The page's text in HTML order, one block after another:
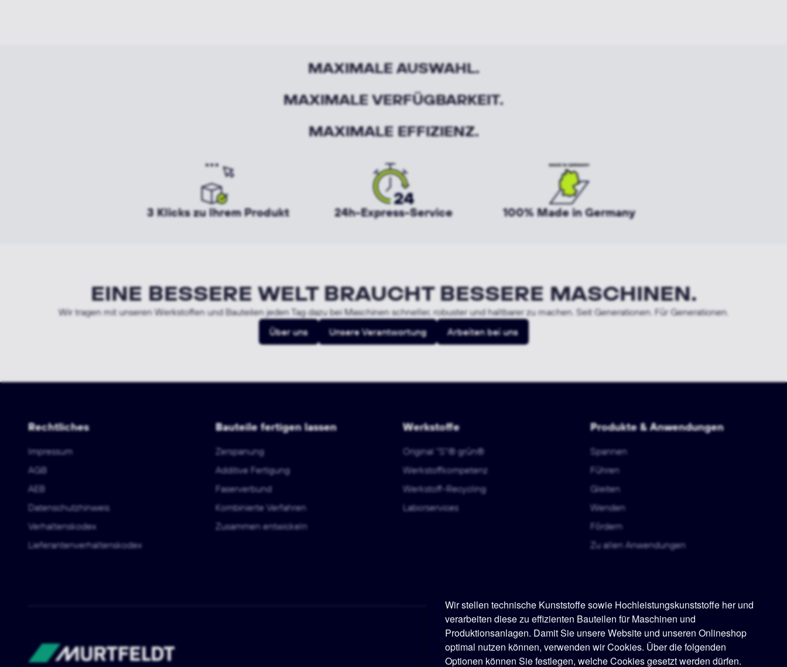
Wir stellen technische Kunststoffe sowie Hochleistungskunststoffe her und
verarbeiten diese zu effizienten Bauteilen für Maschinen und
Produktionsanlagen. Damit Sie unsere Website und unseren Onlineshop
optimal nutzen können, verwenden wir Cookies. Über die folgenden
Optionen können Sie festlegen, welche Cookies gesetzt werden dürfen.
MAXIMALE AUSWAHL.
MAXIMALE VERFÜGBARKEIT.
MAXIMALE EFFIZIENZ.
3 Klicks zu Ihrem Produkt 24h-Express-Service 100% Made in Germany
EINE BESSERE WELT BRAUCHT BESSERE MASCHINEN.
Wir tragen mit unseren Werkstoffen und Bauteilen jeden Tag dazu bei Maschinen schneller, robuster und haltbarer zu machen. Seit Generationen. Für Generationen.
Über uns
Unsere Verantwortung Arbeiten bei uns
Rechtliches
Impressum
AGB
AEB
Datenschutzhinweis
Verhaltenskodex
Lieferantenverhaltenskodex
Bauteile fertigen lassen
Zerspanung
Additive Fertigung
Faserverbund
Kombinierte Verfahren
Zusammen entwickeln
Werkstoffe
Original "S"® grün®
Werkstoffkompetenz
Werkstoff-Recycling
Laborservices
Produkte & Anwendungen
Spannen
Führen
Gleiten
Wenden
Fördern
Zu allen Anwendungen
Murtfeldt